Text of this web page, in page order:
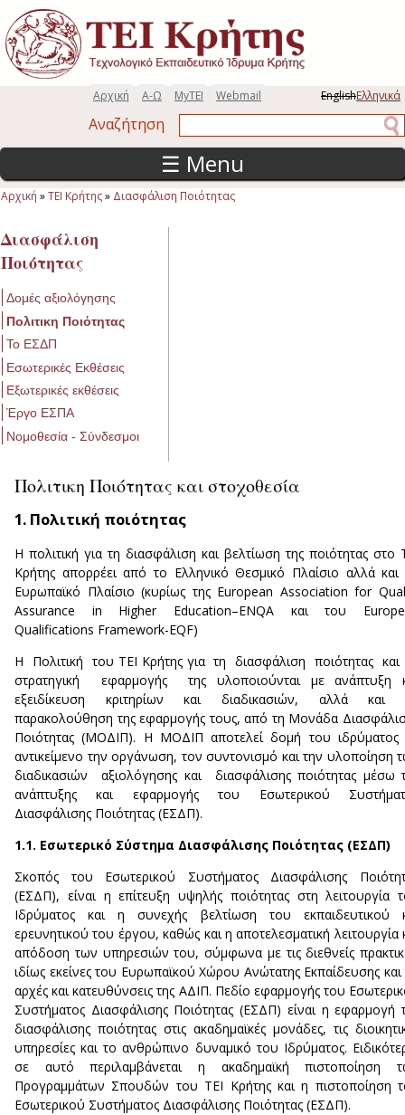
Παράκαμψη προς το κυρίως περιεχόμενο
EnglishΕλληνικά
Webmail
MyTEI
Α-Ω
Αρχική
Αναζήτηση
☰ Menu
Αρχική »ΤΕΙ Κρήτης» Διασφάλιση Ποιότητας
Διασφάλιση
Ποιότητας
Δομές αξιολόγησης
Πολιτικη Ποιότητας
Το ΕΣΔΠ
Εσωτερικές Εκθέσεις
Εξωτερικές εκθέσεις
Έργο ΕΣΠΑ
Νομοθεσία - Σύνδεσμοι
Πολιτικη Ποιότητας και στοχοθεσία
1. Πολιτική ποιότητας
Η πολιτική για τη διασφάλιση και βελτίωση της ποιότητας στο
Κρήτης απορρέει από το Ελληνικό Θεσμικό Πλαίσιο αλλά και
Ευρωπαϊκό Πλαίσιο (κυρίως της European Association for
Assurance in Higher Education–ENQA και του
Qualifications Framework-EQF)
Η Πολιτική του ΤΕΙ Κρήτης για τη διασφάλιση ποιότητας
στρατηγική εφαρμογής της υλοποιούνται με ανάπτυξη
εξειδίκευση κριτηρίων και διαδικασιών, αλλά και
παρακολούθηση της εφαρμογής τους, από τη Μονάδα
Ποιότητας (ΜΟΔΙΠ). Η ΜΟΔΙΠ αποτελεί δομή του ιδρύματος
αντικείμενο την οργάνωση, τον συντονισμό και την υλοποίηση
διαδικασιών αξιολόγησης και διασφάλισης ποιότητας μέσω
ανάπτυξης και εφαρμογής του Εσωτερικού
Διασφάλισης Ποιότητας (ΕΣΔΠ).
1.1. Εσωτερικό Σύστημα Διασφάλισης Ποιότητας (ΕΣΔΠ)
Σκοπός του Εσωτερικού Συστήματος Διασφάλισης
(ΕΣΔΠ), είναι η επίτευξη υψηλής ποιότητας στη λειτουργία
Ιδρύματος και η συνεχής βελτίωση του εκπαιδευτικού
ερευνητικού του έργου, καθώς και η αποτελεσματική λειτουργία
απόδοση των υπηρεσιών του, σύμφωνα με τις διεθνείς
ιδίως εκείνες του Ευρωπαϊκού Χώρου Ανώτατης Εκπαίδευσης και
αρχές και κατευθύνσεις της ΑΔΙΠ. Πεδίο εφαρμογής του
Συστήματος Διασφάλισης Ποιότητας (ΕΣΔΠ) είναι η εφαρμογή
διασφάλισης ποιότητας στις ακαδημαϊκές μονάδες, τις
υπηρεσίες και το ανθρώπινο δυναμικό του Ιδρύματος.
σε αυτό περιλαμβάνεται η ακαδημαϊκή πιστοποίηση
Προγραμμάτων Σπουδών του ΤΕΙ Κρήτης και η πιστοποίηση
Εσωτερικού Συστήματος Διασφάλισης Ποιότητας (ΕΣΔΠ).